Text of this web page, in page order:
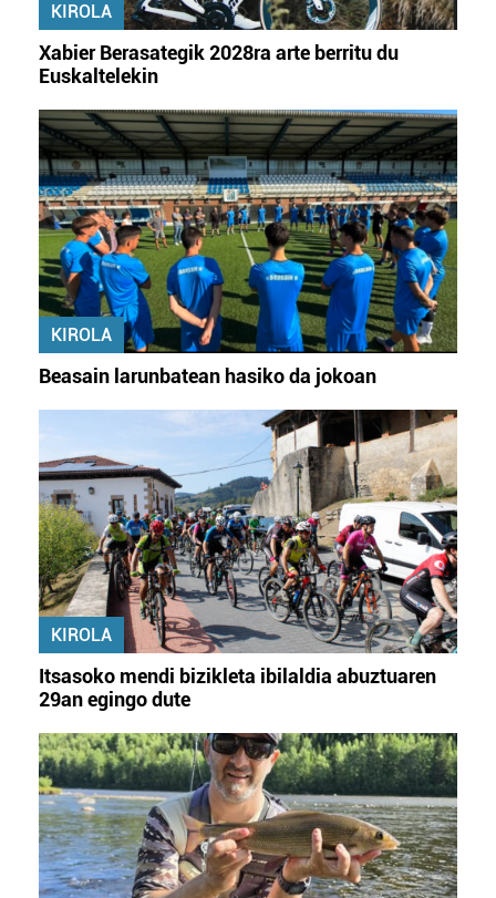
KIROLA
Xabier Berasategik 2028ra arte berritu du
Euskaltelekin
KIROLA
Beasain larunbatean hasiko da jokoan
KIROLA
Itsasoko mendi bizikleta ibilaldia abuztuaren
29an egingo dute